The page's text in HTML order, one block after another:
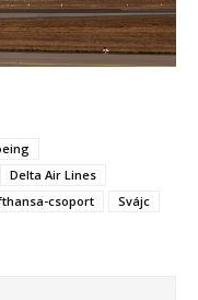
Delta Air Lines
csoport
Svájc